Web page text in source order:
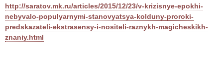
http://saratov.mk.ru/articles/2015/12/23/v-krizisnye-epokhi-
nebyvalo-populyarnymi-stanovyatsya-kolduny-proroki-
predskazateli-ekstrasensy-i-nositeli-raznykh-magicheskikh-
znaniy.html